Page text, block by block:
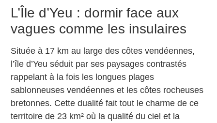
L’Île d’Yeu : dormir face aux
vagues comme les insulaires
Située à 17 km au large des côtes vendéennes,
l’île d’Yeu séduit par ses paysages contrastés
rappelant à la fois les longues plages
sablonneuses vendéennes et les côtes rocheuses
bretonnes. Cette dualité fait tout le charme de ce
territoire de 23 km² où la qualité du ciel et la